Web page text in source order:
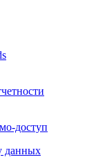
доступ
данных